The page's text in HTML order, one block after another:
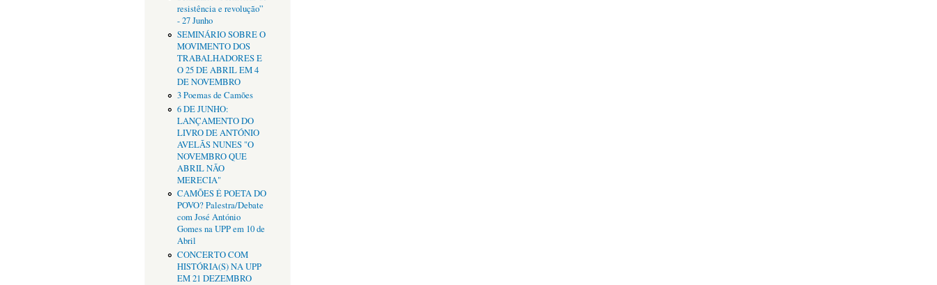
resistência e revolução”
- 27 Junho
SEMINÁRIO SOBRE O
MOVIMENTO DOS
TRABALHADORES E
O 25 DE ABRIL EM 4
DE NOVEMBRO
3 Poemas de Camões
6 DE JUNHO:
LANÇAMENTO DO
LIVRO DE ANTÓNIO
AVELÃS NUNES "O
NOVEMBRO QUE
ABRIL NÃO
MERECIA"
CAMÕES É POETA DO
POVO? Palestra/Debate
com José António
Gomes na UPP em 10 de
Abril
CONCERTO COM
HISTÓRIA(S) NA UPP
EM 21 DEZEMBRO